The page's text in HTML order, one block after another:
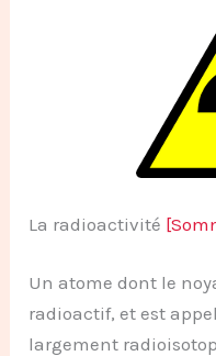
La radioactivité
Un atome dont le
radioactif, et est
largement